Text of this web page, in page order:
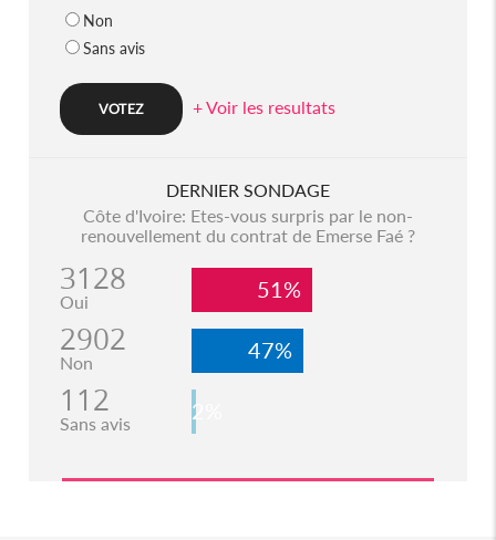
Non
Sans avis
+ Voir les resultats
DERNIER SONDAGE
Côte d'Ivoire: Etes-vous surpris par le non-
renouvellement du contrat de Emerse Faé ?
3128
Oui 51%
2902
Non 47%
112
Sans avis 2%